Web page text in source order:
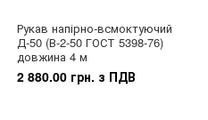
Рукав напірно-всмоктуючий
Д-50 (В-2-50 ГОСТ 5398-76)
довжина 4 м
2 880.00 грн. з ПДВ